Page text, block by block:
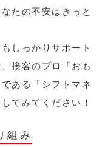
たの不安はきっと
しっかりサポート
接客のプロ「おも
ある「シフトマネ
てみてください！
組み